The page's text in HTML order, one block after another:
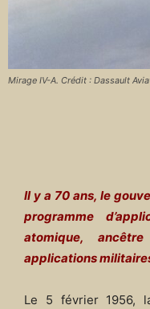
Mirage IV-A. Crédit : Dassault
Il y a 70 ans, le
programme
atomique,
applications
Le 5 février 1956,